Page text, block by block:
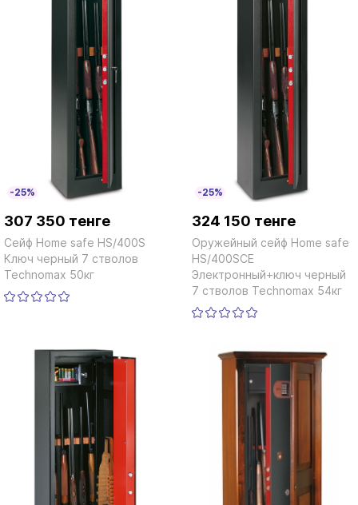
-25%
307 350 тенге
Сейф Home safe HS/400S
Ключ черный 7 стволов
Technomax 50кг
-25%
324 150 тенге
Оружейный сейф Home safe
HS/400SCE
Электронный+ключ черный
7 стволов Technomax 54кг